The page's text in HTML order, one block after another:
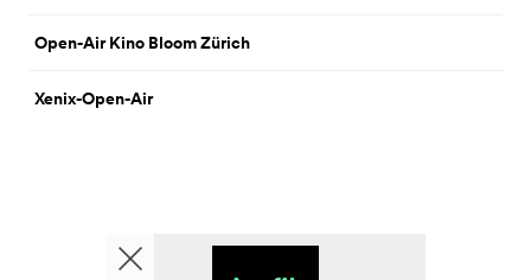
Open-Air Kino Bloom Zürich
Xenix-Open-Air